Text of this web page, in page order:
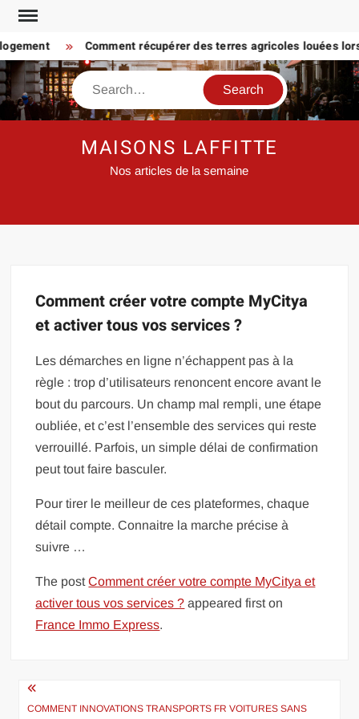
Skip
content
Comment récupérer des terres agricoles louées
Search
MAISONS LAFFITTE
Nos articles de la semaine
Comment créer votre compte MyCitya
et activer tous vos services ?
Les démarches en ligne n’échappent pas à la
règle : trop d’utilisateurs renoncent encore avant le
bout du parcours. Un champ mal rempli, une étape
oubliée, et c’est l’ensemble des services qui reste
verrouillé. Parfois, un simple délai de confirmation
peut tout faire basculer.
Pour tirer le meilleur de ces plateformes, chaque
détail compte. Connaitre la marche précise à
suivre …
The postComment créer votre compte MyCitya et
activer tous vos services ? appeared first on
France Immo Express.
Navigation
COMMENT INNOVATIONS TRANSPORTS FR VOITURES SANS